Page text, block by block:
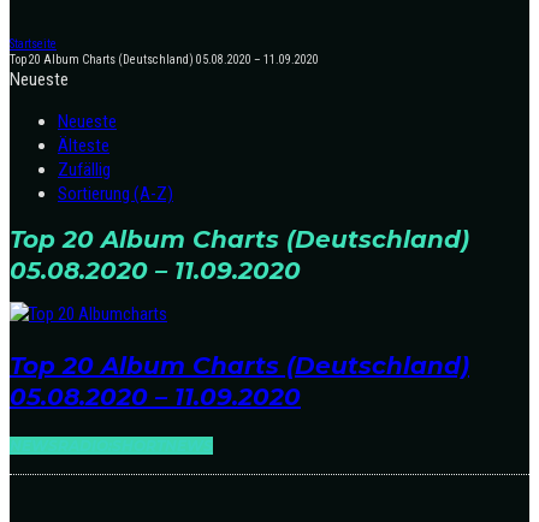
Startseite
Top 20 Album Charts (Deutschland) 05.08.2020 – 11.09.2020
Neueste
Neueste
Älteste
Zufällig
Sortierung (A-Z)
Top 20 Album Charts (Deutschland)
05.08.2020 – 11.09.2020
Top 20 Album Charts (Deutschland)
05.08.2020 – 11.09.2020